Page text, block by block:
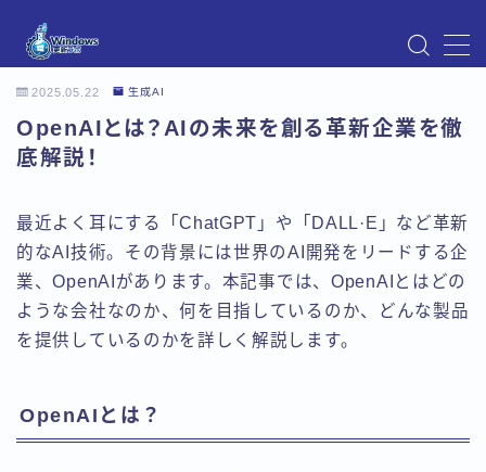
Instagram
Windows Updateの不具合・エラー対処法まとめ
【Windows11対応】
お問い合わせ
デモプリセット記事 Part07
トップページ
プライバシーポリシー
プロフィール
有料記事の決済完了ページ
運営者情報
2025.05.22 生成AI
OpenAIとは？AIの未来を創る革新企業を徹
底解説！
最近よく耳にする「ChatGPT」や「DALL·E」など革新
的なAI技術。その背景には世界のAI開発をリードする企
業、OpenAIがあります。本記事では、OpenAIとはどの
ような会社なのか、何を目指しているのか、どんな製品
を提供しているのかを詳しく解説します。
OpenAIとは？